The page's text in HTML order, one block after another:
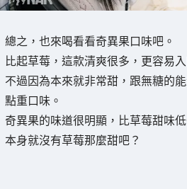
總之，也來喝看看奇異果口味吧。
比起草莓，這款清爽很多，更容易入
不過因為本來就非常甜，跟無糖的
點重口味。
奇異果的味道很明顯，比草莓甜味
本身就沒有草莓那麼甜吧？